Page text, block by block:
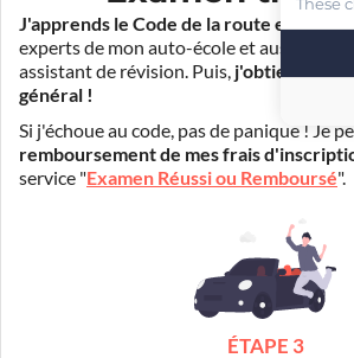
J'apprends le Code de la route en ligne
experts de mon auto-école et aussi par
assistant de révision. Puis, j'obtiens
général !
Si j'échoue au code, pas de panique ! Je
remboursement de mes frais
service "Examen Réussi ou Remboursé".
ÉTAPE 3